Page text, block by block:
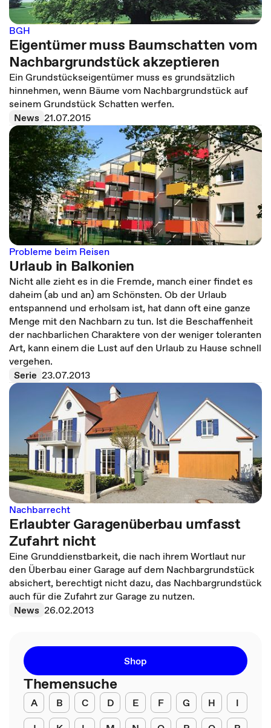
BGH
Eigentümer muss Baumschatten vom
Nachbargrundstück akzeptieren
Ein Grundstückseigentümer muss es grundsätzlich
hinnehmen, wenn Bäume vom Nachbargrundstück auf
seinem Grundstück Schatten werfen.
News 21.07.2015
Probleme beim Reisen
Urlaub in Balkonien
Nicht alle zieht es in die Fremde, manch einer findet es
daheim (ab und an) am Schönsten. Ob der Urlaub
entspannend und erholsam ist, hat dann oft eine ganze
Menge mit den Nachbarn zu tun. Ist die Beschaffenheit
der nachbarlichen Charaktere von der weniger toleranten
Art, kann einem die Lust auf den Urlaub zu Hause schnell
vergehen.
Serie 23.07.2013
Nachbarrecht
Erlaubter Garagenüberbau umfasst
Zufahrt nicht
Eine Grunddienstbarkeit, die nach ihrem Wortlaut nur
den Überbau einer Garage auf dem Nachbargrundstück
absichert, berechtigt nicht dazu, das Nachbargrundstück
auch für die Zufahrt zur Garage zu nutzen.
News 26.02.2013
Shop
Themensuche
A B C D E F G H
I